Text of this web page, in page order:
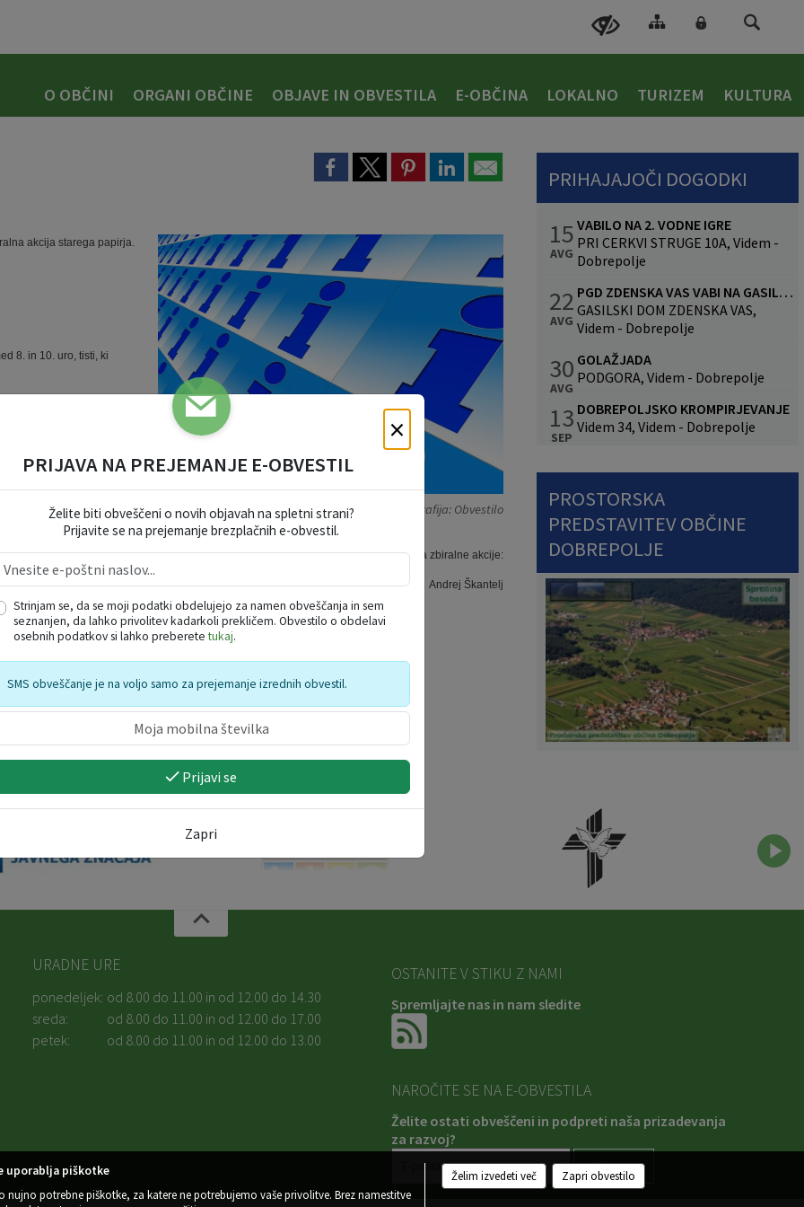
O OBČINI ORGANI OBČINE OBJAVE IN OBVESTILA E-OBČINA LOKALNO TURIZEM KULTURA
Vzorčna fotografija: Obvestilo
akcija starega papirja.
8. in 10. uro, tisti, ki
star odvečni papir, to
za odvoz. Upamo, da
v akciji za delno pokritje
denarjem omogočimo
Vodja zbiralne akcije:
Andrej Škantelj
PRIHAJAJOČI DOGODKI
15
AVG
VABILO NA 2. VODNE IGRE
PRI CERKVI STRUGE 10A, Videm -
Dobrepolje
22
AVG
PGD ZDENSKA VAS VABI NA GASILSKO VESELICO S SKUPINO CALYPSO
GASILSKI DOM ZDENSKA VAS,
Videm - Dobrepolje
30
AVG
GOLAŽJADA
PODGORA, Videm - Dobrepolje
13
SEP
DOBREPOLJSKO KROMPIRJEVANJE
Videm 34, Videm - Dobrepolje
PROSTORSKA
PREDSTAVITEV OBČINE
DOBREPOLJE
URADNE URE
ponedeljek: od 8.00 do 11.00 in od 12.00 do 14.30
sreda:
od 8.00 do 11.00 in od 12.00 do 17.00
petek:
od 8.00 do 11.00 in od 12.00 do 13.00
OSTANITE V STIKU Z NAMI
Spremljajte nas in nam sledite
NAROČITE SE NA E-OBVESTILA
Želite ostati obveščeni in podpreti naša prizadevanja
za razvoj?
uporablja piškotke
potrebne piškotke, za katere ne potrebujemo vaše privolitve. Brez namestitve
Želim izvedeti več Zapri obvestilo
×
PRIJAVA NA PREJEMANJE E-OBVESTIL
Želite biti obveščeni o novih objavah na spletni strani?
Prijavite se na prejemanje brezplačnih e-obvestil.
Strinjam se, da se moji podatki obdelujejo za namen obveščanja in sem
seznanjen, da lahko privolitev kadarkoli prekličem. Obvestilo o obdelavi
osebnih podatkov si lahko preberetetukaj.
SMS obveščanje je na voljo samo za prejemanje izrednih obvestil.
Prijavi se
Zapri